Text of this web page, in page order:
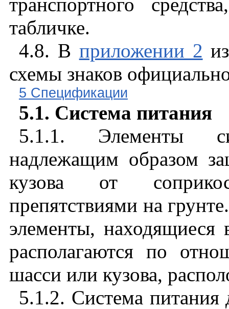
табличке.
4.8. В приложении 2
схемы знаков
5 Спецификации
5.1. Система питания
5.1.1. Элементы
надлежащим образом
кузова от
препятствиями на
элементы, находящиеся
располагаются по
шасси или кузова,
5.1.2. Система питания